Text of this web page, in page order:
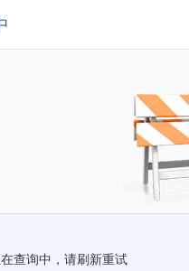
查询中，请刷新重试